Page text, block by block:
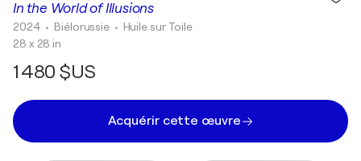
In the World of Illusions
2024 • Biélorussie • Huile sur Toile
28 x 28 in
1 480 $US
Acquérir cette œuvre